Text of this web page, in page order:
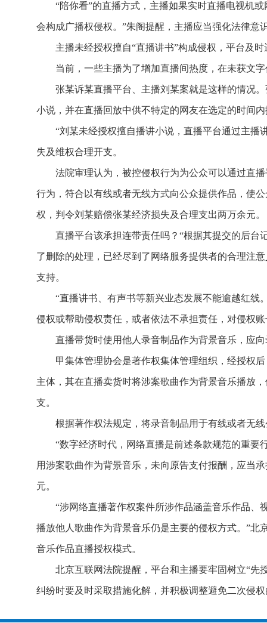
“陪你看”的直播方式，主播如果实时直播电视机
会构成广播权侵权。”朱阁提醒，主播应当强化法律意
主播未经授权擅自“直播讲书”构成侵权，平台及
当前，一些主播为了增加直播间热度，在未获文
张某诉某直播平台、主播刘某案就是这样的情况
小说，并在直播回放中供不特定的网友在选定的时间
“刘某未经授权擅自播讲小说，直播平台通过主播
失及维权合理开支。
法院审理认为，被控侵权行为为公众可以通过直
行为，符合以有线或者无线方式向公众提供作品，使
权，判令刘某赔偿张某经济损失及合理支出两万余元。
直播平台该承担连带责任吗？“根据其提交的后
了删除的处理，已经尽到了网络服务提供者的合理注
支持。
“直播讲书、有声书等新兴业态发展不能逾越红线
侵权或帮助侵权责任，或者依法不承担责任，对侵权
直播带货时使用他人录音制品作为背景音乐，应
甲集体管理协会是著作权集体管理组织，经授权
主体，其在直播卖货时将涉案歌曲作为背景音乐播放
支。
根据著作权法规定，将录音制品用于有线或者无
“数字经济时代，网络直播是前述条款规范的重要
用涉案歌曲作为背景音乐，未向原告支付报酬，应当
元。
“涉网络直播著作权案件所涉作品涵盖音乐作品
播放他人歌曲作为背景音乐仍是主要的侵权方式。”
音乐作品直播授权模式。
北京互联网法院提醒，平台和主播要牢固树立“先
纠纷时要及时采取措施化解，并积极调整避免二次侵